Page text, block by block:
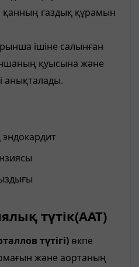
газдық құрамын
ішіне салынған
қуысына және
анықталады.
түтік(ААТ)
түтігі) өкпе
және аортаның